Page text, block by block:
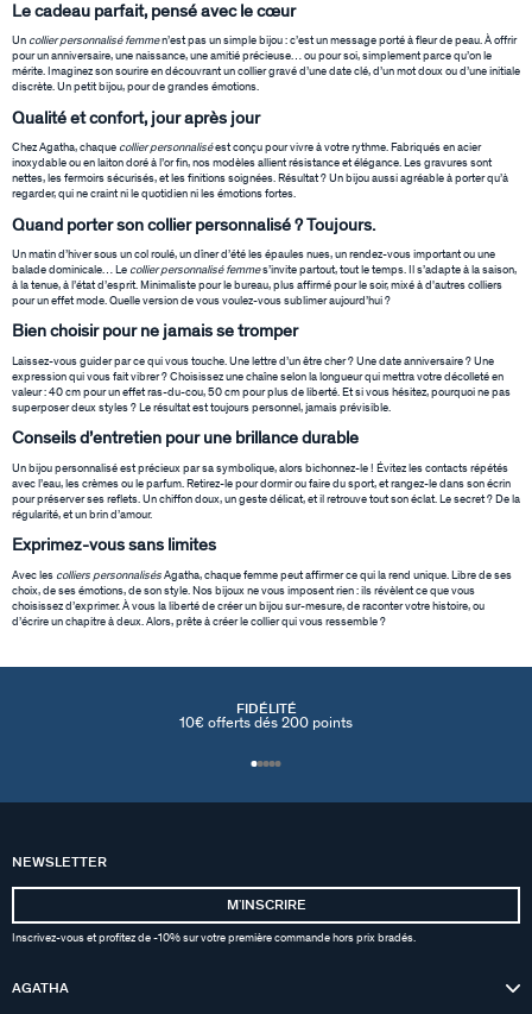
Le cadeau parfait, pensé avec le cœur
Un collier personnalisé femmen’est pas un simple bijou : c’est un message porté à fleur de peau. À offrir
pour un anniversaire, une naissance, une amitié précieuse… ou pour soi, simplement parce qu’on le
mérite. Imaginez son sourire en découvrant un collier gravé d’une date clé, d’un mot doux ou d’une initiale
discrète. Un petit bijou, pour de grandes émotions.
Qualité et confort, jour après jour
Chez Agatha, chaque collier personnaliséest conçu pour vivre à votre rythme. Fabriqués en acier
inoxydable ou en laiton doré à l’or fin, nos modèles allient résistance et élégance. Les gravures sont
nettes, les fermoirs sécurisés, et les finitions soignées. Résultat ? Un bijou aussi agréable à porter qu’à
regarder, qui ne craint ni le quotidien ni les émotions fortes.
Quand porter son collier personnalisé ? Toujours.
Un matin d’hiver sous un col roulé, un dîner d’été les épaules nues, un rendez-vous important ou une
balade dominicale… Le collier personnalisé femmes’invite partout, tout le temps. Il s’adapte à la saison,
à la tenue, à l’état d’esprit. Minimaliste pour le bureau, plus affirmé pour le soir, mixé à d'autres colliers
pour un effet mode. Quelle version de vous voulez-vous sublimer aujourd’hui ?
Bien choisir pour ne jamais se tromper
Laissez-vous guider par ce qui vous touche. Une lettre d’un être cher ? Une date anniversaire ? Une
expression qui vous fait vibrer ? Choisissez une chaîne selon la longueur qui mettra votre décolleté en
valeur : 40 cm pour un effet ras-du-cou, 50 cm pour plus de liberté. Et si vous hésitez, pourquoi ne pas
superposer deux styles ? Le résultat est toujours personnel, jamais prévisible.
Conseils d’entretien pour une brillance durable
Un bijou personnalisé est précieux par sa symbolique, alors bichonnez-le ! Évitez les contacts répétés
avec l’eau, les crèmes ou le parfum. Retirez-le pour dormir ou faire du sport, et rangez-le dans son écrin
pour préserver ses reflets. Un chiffon doux, un geste délicat, et il retrouve tout son éclat. Le secret ? De la
régularité, et un brin d’amour.
Exprimez-vous sans limites
Avec les colliers personnalisés Agatha, chaque femme peut affirmer ce qui la rend unique. Libre de ses
choix, de ses émotions, de son style. Nos bijoux ne vous imposent rien : ils révèlent ce que vous
choisissez d’exprimer. À vous la liberté de créer un bijou sur-mesure, de raconter votre histoire, ou
d’écrire un chapitre à deux. Alors, prête à créer le collier qui vous ressemble ?
FIDÉLITÉ
10€ offerts dés 200 points
NEWSLETTER
MʼINSCRIRE
Inscrivez-vous et profitez de -10% sur votre première commande hors prix bradés.
AGATHA